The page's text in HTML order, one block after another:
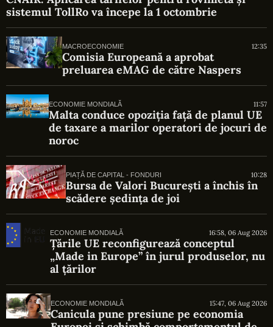
sistemul TollRo va începe la 1 octombrie
MACROECONOMIE 12:35
Comisia Europeană a aprobat
preluarea eMAG de către Naspers
ECONOMIE MONDIALĂ 11:57
Malta conduce opoziția față de planul UE
de taxare a marilor operatori de jocuri de
noroc
PIAȚĂ DE CAPITAL - FONDURI 10:28
Bursa de Valori București a închis în
scădere ședința de joi
ECONOMIE MONDIALĂ 16:58, 06 Aug 2026
Țările UE reconfigurează conceptul
„Made in Europe” în jurul produselor, nu
al țărilor
ECONOMIE MONDIALĂ 15:47, 06 Aug 2026
Canicula pune presiune pe economia